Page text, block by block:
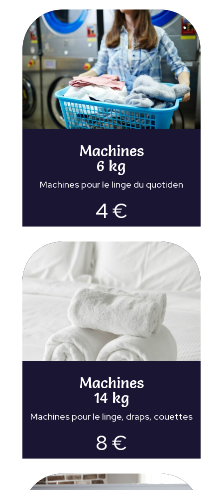
Machines
6 kg
Machines pour le linge du quotiden
4 €
Machines
14 kg
Machines pour le linge, draps, couettes
8 €